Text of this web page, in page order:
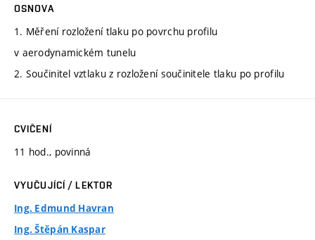
OSNOVA
1. Měření rozložení tlaku po povrchu profilu
v aerodynamickém tunelu
2. Součinitel vztlaku z rozložení součinitele tlaku po profilu
CVIČENÍ
11 hod., povinná
VYUČUJÍCÍ / LEKTOR
Ing. Edmund Havran
Ing. Štěpán Kaspar